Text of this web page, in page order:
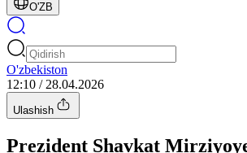
O'ZB
O'zbekiston
12:10 / 28.04.2026
Ulashish
Prezident Shavkat